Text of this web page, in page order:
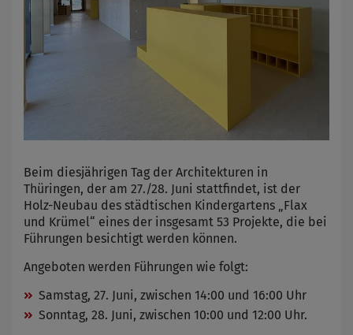
Beim diesjährigen Tag der Architekturen in
Thüringen, der am 27./28. Juni stattfindet, ist der
Holz-Neubau des städtischen Kindergartens „Flax
und Krümel“ eines der insgesamt 53 Projekte, die bei
Führungen besichtigt werden können.
Angeboten werden Führungen wie folgt:
Samstag, 27. Juni, zwischen 14:00 und 16:00 Uhr
Sonntag, 28. Juni, zwischen 10:00 und 12:00 Uhr.